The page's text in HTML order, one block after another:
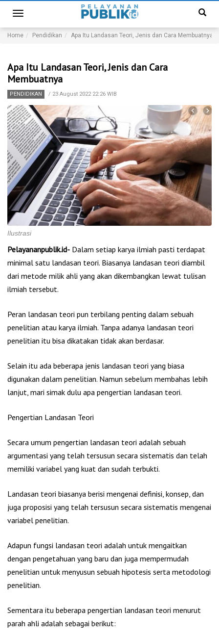
Toggle
navigation
Home Pendidikan Apa Itu Landasan Teori, Jenis dan Cara Membuatnya
Apa Itu Landasan Teori, Jenis dan Cara
Membuatnya
PENDIDIKAN / 23 August 2022 22:26 WIB
Ilustrasi
Pelayananpublik.id- Dalam setiap karya ilmiah pasti terdapat
minimal satu landasan teori. Biasanya landasan teori diambil
dari metode milik ahli yang akan dikembangkan lewat tulisan
ilmiah tersebut.
Peran landasan teori pun terbilang penting dalam sebuah
penelitian atau karya ilmiah. Tanpa adanya landasan teori
penelitian itu bisa dikatakan tidak akan berdasar.
Selain itu ada beberapa jenis landasan teori yang biasa
digunakan dalam penelitian. Namun sebelum membahas lebih
lanjut, mari simak dulu apa pengertian landasan teori.
Pengertian Landasan Teori
Secara umum pengertian landasan teori adalah sebuah
argumentasi yang telah tersusun secara sistematis dan telah
memiliki variabel yang kuat dan sudah terbukti.
Landasan teori biasanya berisi mengenai definisi, konsep, dan
juga proposisi yang telah tersusun secara sistematis mengenai
variabel penelitian.
Adapun fungsi landasan teori adalah untuk mengaitkan
dengan pengetahuan yang baru dan juga mempermudah
penelitian untuk menyusun sebuah hipotesis serta metodologi
penelitian.
Sementara itu beberapa pengertian landasan teori menurut
parah ahli adalah sebagai berikut: